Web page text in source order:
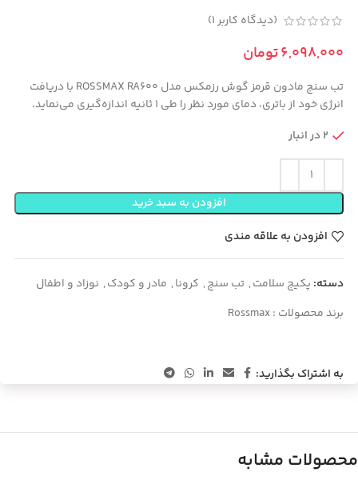
(دیدگاه کاربر1
)
تومان
تب سنج مادون قرمز گوش رزمکس مدل ROSSMAX RA600 با دریافت
انرژی خود از باتری، دمای مورد نظر را طی 1 ثانیه اندازه‌گیری می‌نماید.
2 در انبار
افزودن به سبد خرید
افزودن به علاقه مندی
دسته: پکیج سلامت, تب سنج, کرونا, مادر و کودک, نوزاد و اطفال
برند محصولات :Rossmax
به اشتراک بگذارید:
محصولات مشابه